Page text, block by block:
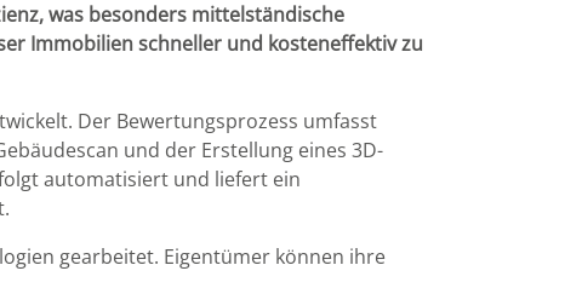
was besonders mittelständische
Immobilien schneller und kosteneffektiv zu
Der Bewertungsprozess umfasst
und der Erstellung eines 3D-
automatisiert und liefert ein
gearbeitet. Eigentümer können ihre